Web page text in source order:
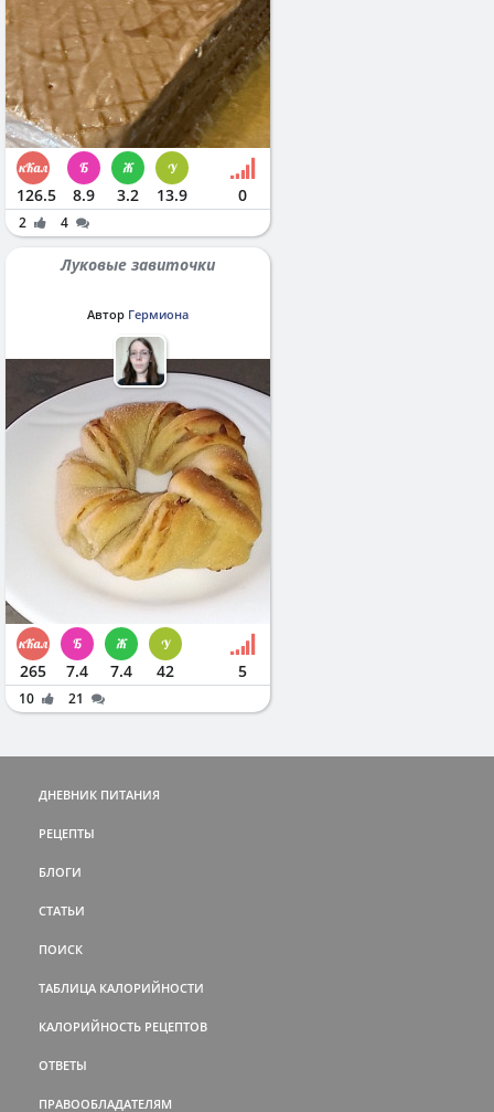
126.5 8.9 3.2 13.9 0
2 4
Луковые завиточки
Автор Гермиона
265 7.4 7.4 42 5
10 21
ДНЕВНИК ПИТАНИЯ
РЕЦЕПТЫ
БЛОГИ
СТАТЬИ
ПОИСК
ТАБЛИЦА КАЛОРИЙНОСТИ
КАЛОРИЙНОСТЬ РЕЦЕПТОВ
ОТВЕТЫ
ПРАВООБЛАДАТЕЛЯМ